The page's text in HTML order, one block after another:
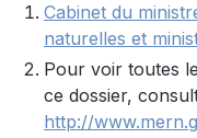
Cabinet du
naturelles et
Pour voir toutes
ce dossier,
http://